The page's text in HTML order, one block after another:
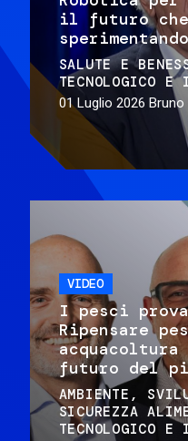
il futuro che
sperimentando
SALUTE E
TECNOLOGICO E
01 Luglio 2026 Bruno
VIDEO
I pesci
Ripensare
futuro del
AMBIENTE
SICUREZZA
TECNOLOGICO E